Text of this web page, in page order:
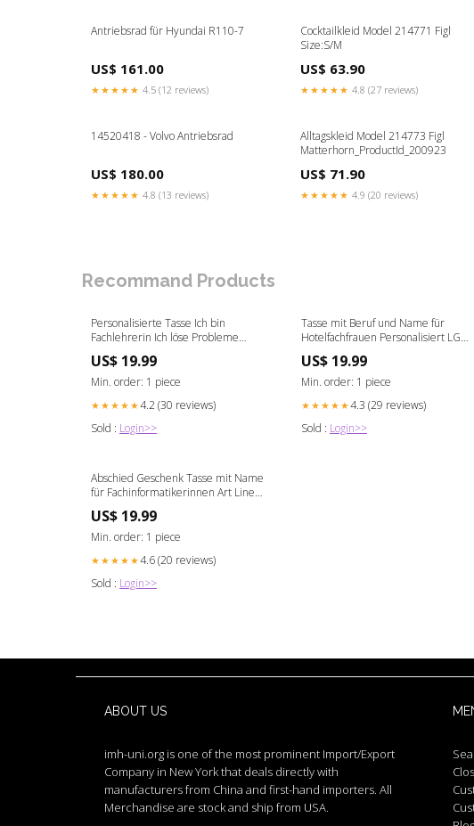
Antriebsrad für Hyundai R110-7
US$ 161.00
★★★★★ 4.5 (12 reviews)
Cocktailkleid Model 214771 Figl
Size:S/M
US$ 63.90
★★★★★ 4.8 (27 reviews)
14520418 - Volvo Antriebsrad
US$ 180.00
★★★★★ 4.8 (13 reviews)
Alltagskleid Model 214773 Figl
Matterhorn_ProductId_200923
US$ 71.90
★★★★★ 4.9 (20 reviews)
Recommand Products
Personalisierte Tasse Ich bin
Fachlehrerin Ich löse Probleme
Herz Henkel
US$ 19.99
Min. order: 1 piece
★★★★★4.2 (30 reviews)
Sold : Login>>
Tasse mit Beruf und Name für
Hotelfachfrauen Personalisiert LGD-
US$ 19.99
Min. order: 1 piece
★★★★★4.3 (29 reviews)
Sold : Login>>
Abschied Geschenk Tasse mit Name
für Fachinformatikerinnen Art Line
US$ 19.99
Min. order: 1 piece
★★★★★4.6 (20 reviews)
Sold : Login>>
ABOUT US
imh-uni.org is one of the most prominent Import/Export
Company in New York that deals directly with
manufacturers from China and first-hand importers. All
Merchandise are stock and ship from USA.